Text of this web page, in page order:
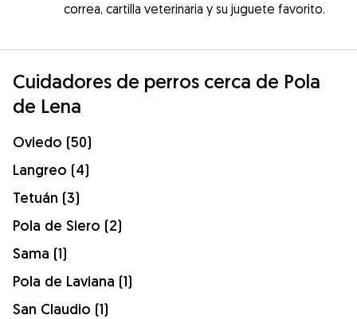
correa, cartilla veterinaria y su juguete favorito.
Cuidadores de perros cerca de Pola
de Lena
Oviedo (50)
Langreo (4)
Tetuán (3)
Pola de Siero (2)
Sama (1)
Pola de Laviana (1)
San Claudio (1)